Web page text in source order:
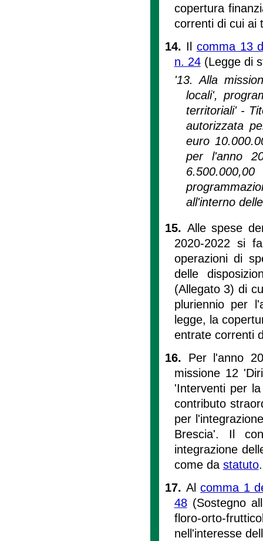
copertura
correnti di cui ai
14. Il comma 13
n. 24(Legge di
'13. Alla
locali',
territoriali' -
autorizzata
euro
per l'anno
all'interno
15. Alle spese
2020-2022 si
operazioni di
delle
(Allegato 3) di
pluriennio per
legge, la
entrate correnti
16. Per l'anno
missione 12
'Interventi per
contributo
per
Brescia'. Il
integrazione
come da statuto.
17. Alcomma 1
48(Sostegno
floro-orto-
nell'interesse